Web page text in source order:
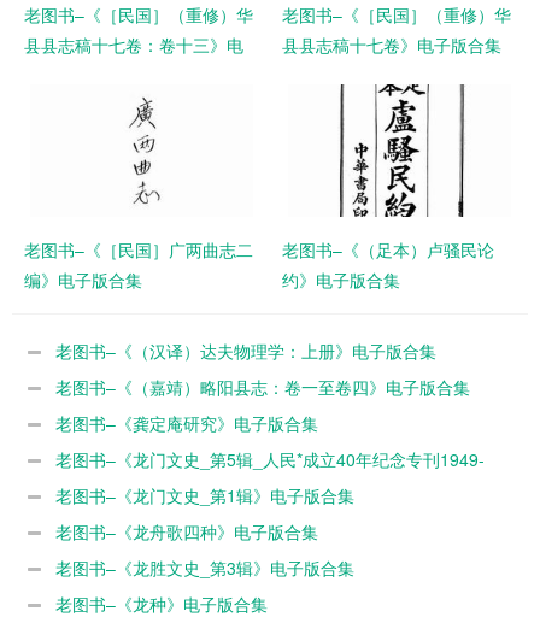
老图书–《［民国］（重修）华
县县志稿十七卷：卷十三》电
老图书–《［民国］（重修）华
县县志稿十七卷》电子版合集
老图书–《［民国］广两曲志二
编》电子版合集
老图书–《（足本）卢骚民论
约》电子版合集
老图书–《（汉译）达夫物理学：上册》电子版合集
老图书–《（嘉靖）略阳县志：卷一至卷四》电子版合集
老图书–《龚定庵研究》电子版合集
老图书–《龙门文史_第5辑_人民*成立40年纪念专刊1949-
1989》电子版合集
老图书–《龙门文史_第1辑》电子版合集
老图书–《龙舟歌四种》电子版合集
老图书–《龙胜文史_第3辑》电子版合集
老图书–《龙种》电子版合集